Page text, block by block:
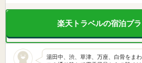
楽天トラベルの宿泊プ
湯田中、渋、草津、万座、白骨をま